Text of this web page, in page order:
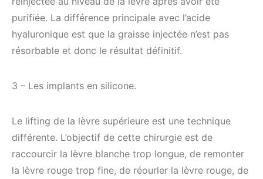
purifiée. La différence principale avec l’acide
hyaluronique est que la graisse injectée n’est pas
résorbable et donc le résultat définitif.
3 – Les implants en silicone.
Le lifting de la lèvre supérieure est une technique
différente. L’objectif de cette chirurgie est de
raccourcir la lèvre blanche trop longue, de remonter
la lèvre rouge trop fine, de réourler la lèvre rouge, de